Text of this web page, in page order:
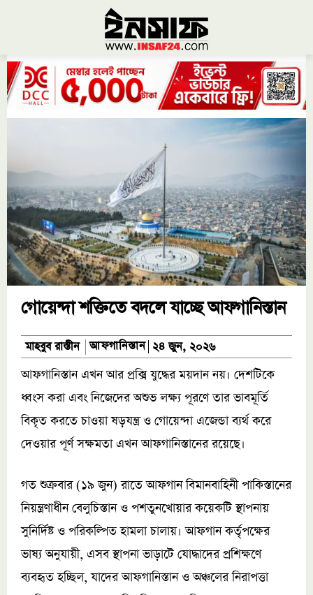
গোয়েন্দা শক্তিতে বদলে যাচ্ছে আফগানিস্তান
মাহবুব রাস্তীন আফগানিস্তান ২৪ জুন, ২০২৬
আফগানিস্তান এখন আর প্রক্সি যুদ্ধের ময়দান নয়। দেশটিকে
ধ্বংস করা এবং নিজেদের অশুভ লক্ষ্য পূরণে তার ভাবমূর্তি
বিকৃত করতে চাওয়া ষড়যন্ত্র ও গোয়েন্দা এজেন্ডা ব্যর্থ করে
দেওয়ার পূর্ণ সক্ষমতা এখন আফগানিস্তানের রয়েছে।
গত শুক্রবার (১৯ জুন) রাতে আফগান বিমানবাহিনী পাকিস্তানের
নিয়ন্ত্রণাধীন বেলুচিস্তান ও পশতুনখোয়ার কয়েকটি স্থাপনায়
সুনির্দিষ্ট ও পরিকল্পিত হামলা চালায়। আফগান কর্তৃপক্ষের
ভাষ্য অনুযায়ী, এসব স্থাপনা ভাড়াটে যোদ্ধাদের প্রশিক্ষণে
ব্যবহৃত হচ্ছিল, যাদের আফগানিস্তান ও অঞ্চলের নিরাপত্তা